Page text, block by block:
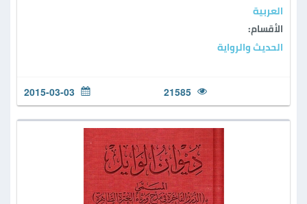
العربية
الأقسام:
الحديث والرواية
21585
2015-03-03